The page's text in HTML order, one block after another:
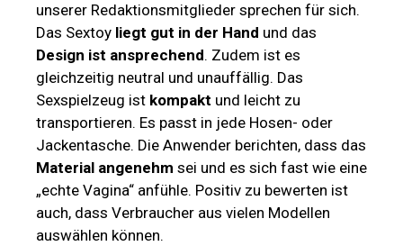
unserer Redaktionsmitglieder sprechen für sich.
Das Sextoy liegt gut in der Hand und das
Design ist ansprechend. Zudem ist es
gleichzeitig neutral und unauffällig. Das
Sexspielzeug ist kompakt und leicht zu
transportieren. Es passt in jede Hosen- oder
Jackentasche. Die Anwender berichten, dass das
Material angenehm sei und es sich fast wie eine
„echte Vagina“ anfühle. Positiv zu bewerten ist
auch, dass Verbraucher aus vielen Modellen
auswählen können.